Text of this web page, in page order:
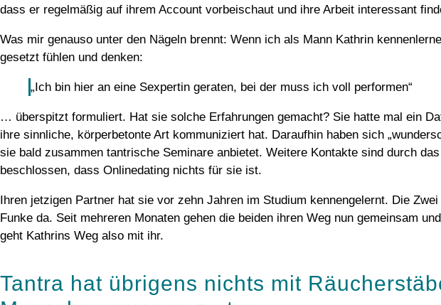
dass er regelmäßig auf ihrem Account vorbeischaut und ihre Arbeit interessant
Was mir genauso unter den Nägeln brennt: Wenn ich als Mann Kathrin
gesetzt fühlen und denken:
„Ich bin hier an eine Sexpertin geraten, bei der muss ich voll performen“
… überspitzt formuliert. Hat sie solche Erfahrungen gemacht? Sie hatte mal ein
ihre sinnliche, körperbetonte Art kommuniziert hat. Daraufhin haben sich
sie bald zusammen tantrische Seminare anbietet. Weitere Kontakte sind durch
beschlossen, dass Onlinedating nichts für sie ist.
Ihren jetzigen Partner hat sie vor zehn Jahren im Studium kennengelernt. Die
Funke da. Seit mehreren Monaten gehen die beiden ihren Weg nun gemeinsam
geht Kathrins Weg also mit ihr.
Tantra hat übrigens nichts mit